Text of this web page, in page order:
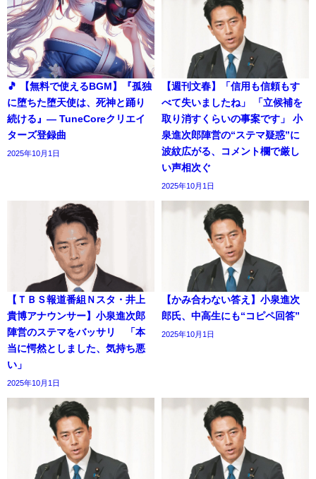
🎵 【無料で使えるBGM】『孤独
に堕ちた堕天使は、死神と踊り
続ける』― TuneCoreクリエイ
ターズ登録曲
2025年10月1日
【週刊文春】「信用も信頼もす
べて失いましたね」 「立候補を
取り消すくらいの事案です」 小
泉進次郎陣営の“ステマ疑惑”に
波紋広がる、コメント欄で厳し
い声相次ぐ
2025年10月1日
【ＴＢＳ報道番組Ｎスタ・井上
貴博アナウンサー】小泉進次郎
陣営のステマをバッサリ 「本
当に愕然としました、気持ち悪
い」
2025年10月1日
【かみ合わない答え】小泉進次
郎氏、中高生にも“コピペ回答”
2025年10月1日